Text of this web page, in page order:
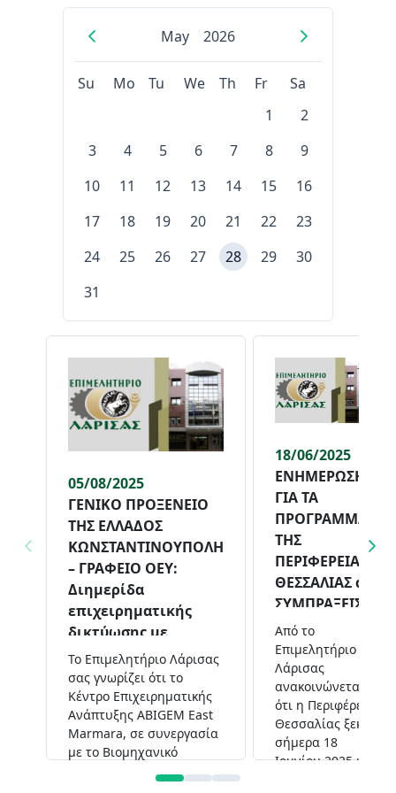
May 2026
Su Mo Tu We Th Fr
Sa
1
2
3
4 5 6 7 8
9
10
11 12 13 14 15
16
17
18 19 20 21 22
23
24
25 26 27 28 29
30
31
05/08/2025
ΓΕΝΙΚΟ ΠΡΟΞΕΝΕΙΟ
ΤΗΣ ΕΛΛΑΔΟΣ
ΚΩΝΣΤΑΝΤΙΝΟΥΠΟΛΗ
– ΓΡΑΦΕΙΟ ΟΕΥ:
Διημερίδα
επιχειρηματικής
δικτύωσης με
επιχειρήσεις του
Βιομηχανικού
Επιμελητηρίου
Κocaeli 19-20.11.2025
Το Επιμελητήριο Λάρισας
σας γνωρίζει ότι το
Κέντρο Επιχειρηματικής
Ανάπτυξης ABIGEM East
Marmara, σε συνεργασία
με το Βιομηχανικό
Επιμελητήριο Κocaeli και
18/06/2025
ΕΝΗΜΕΡΩΣΗ
ΓΙΑ ΤΑ
ΠΡΟΓΡΑΜΜΑΤΑ
ΤΗΣ
ΠΕΡΙΦΕΡΕΙΑΣ
ΘΕΣΣΑΛΙΑΣ α.
ΣΥΜΠΡΑΞΕΙΣ
ΤΩΝ
ΕΠΙΧΕΙΡΗΣΕΩΝ
ΜΕ
ΕΡΕΥΝΗΤΙΚΟΥΣ
ΦΟΡΕΙΣ β.
ΕΝΙΣΧΥΣΗ
ΝΕΩΝ ΚΑΙ
Aπό το
Επιμελητήριο
Λάρισας
ανακοινώνεται
ότι η Περιφέρεια
Θεσσαλίας ξεκινά
σήμερα 18
Ιουνίου 2025 και